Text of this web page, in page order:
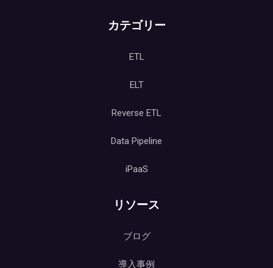
カテゴリー
ETL
ELT
Reverse ETL
Data Pipeline
iPaaS
リソース
ブログ
導入事例